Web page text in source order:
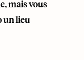
mais vous
un lieu